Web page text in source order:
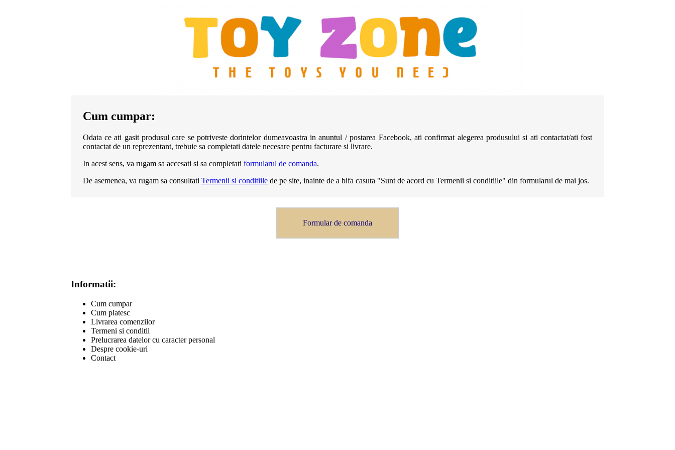
Cum cumpar:
Odata ce ati gasit produsul care se potriveste dorintelor dumeavoastra in anuntul / postarea Facebook, ati confirmat alegerea produsului si ati contactat/ati fost
contactat de un reprezentant, trebuie sa completati datele necesare pentru facturare si livrare.
In acest sens, va rugam sa accesati si sa completati formularul de comanda.
De asemenea, va rugam sa consultati Termenii si conditiilede pe site, inainte de a bifa casuta "Sunt de acord cu Termenii si conditiile" din formularul de mai jos.
Formular de comanda
Informatii:
Cum cumpar
Cum platesc
Livrarea comenzilor
Termeni si conditii
Prelucrarea datelor cu caracter personal
Despre cookie-uri
Contact